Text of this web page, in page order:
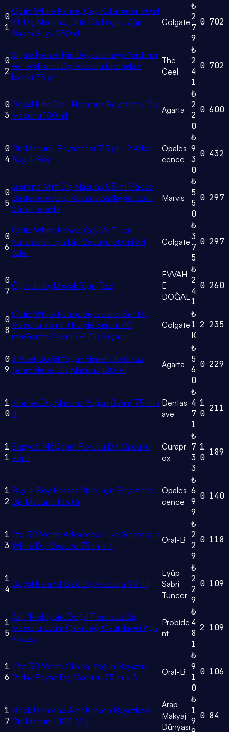
0
1
Optic White Kahve, Çay Kullananlar 50ml
2'li Diş Macunu, Orta Diş Fırçası, Ağız
Bakım Suyu 250ml
Colgate
₺
2
7
9
0 702
0
2
Sigara İçenler İçin Beyazlatmaya Yardımcı
ve Ferahlatıcı Diş Macunu Bromelain
İçerikli 75 gr
The
Ceel
₺
2
4
1
0 702
0
3
Doğal Bitki Özlü Florürsüz Beyazlatıcı Diş
Macunu 100 ml
Agarta
₺
2
2
0
0 600
0
4
Diş Macunu Beyazlatıcı 133 gr - 2 Adet
Büyük Boy
Opales
cence
₺
9
3
0
0 432
0
5
Jasmine Mint Diş Macunu 85 ml Plak ve
Bakterilere Karşı Koruma Sağlayan Uzun
Süreli Ferahlık
Marvis
₺
5
5
0
0 297
0
6
Optic White Kahve, Çay Ve Tütün
Kullanıcıları Için Diş Macunu 50 ml X4
Adet
Colgate
₺
3
7
5
0 297
0
7 Öğütülmüş Misvak 15gr (Toz)
EVVAH
E
DOĞAL
₺
2
4
1
0 260
0
8
Optic White Purple Beyazlatıcı Set Diş
Macunu 75 ml +Purple Serum 40
ml+Gentle Clean 2+1 Diş Fırçası
Colgate
₺
1
K
2 235
0
9
3 Adet Doğal Yoğun Naneli Florürsüz
Ferah Nefes Diş Macunu 100 Ml
Agarta
₺
5
6
0
0 229
1
0
Klorhex Diş Macunu Yoğun Bakım 75 ml x
4
Dentas
ave
₺
4
7
1
1
0
211
1
1
Enzycal 1450ppm Florürlü Diş Macunu
75ml
Curapr
ox
₺
7
3
3
1
0
189
1
2
Büyük Boy Hassas Dişler Için Beyazlatıcı
Diş Macunu 133 Gr
Opales
cence
₺
6
9
9
0 140
1
3
Pro 3D White Advanced Luxe Glamorous
White Diş Macunu 75 ml x 4
Oral-B
₺
2
2
9
0 118
1
4 Doğal Karanfil Özlü Diş Macunu 90 ml
Eyüp
Sabri
Tuncer
₺
2
2
9
0 109
1
5
Aktif Probiyotik Doğal Florürsüz Diş
Macunu Üzüm Çekirdeği Özüt Ilaveli Ağız
Kokusu
Probide
nt
₺
4
8
1
2 109
1
6
Pro 3D White Clinical Yoğun Beyazlık
Parlak Beyaz Diş Macunu 75 ml x 3
Oral-B
₺
9
1
0
0 106
1
7
Black Dıamond Aktif Karbon Beyazlatıcı
Diş Macunu (100 ML)
Arap
Makyaj
Dünyası
₺
1
9
0 84